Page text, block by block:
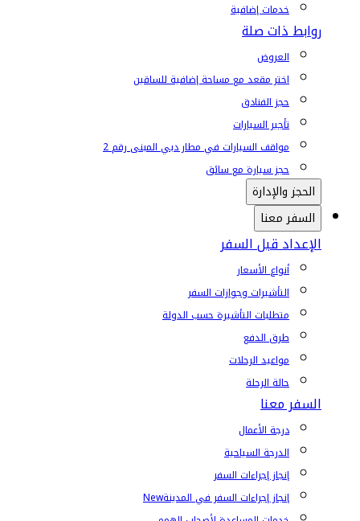
خدمات إضافية
روابط ذات صلة
العروض
اختر مقعد مع مساحة إضافية للساقين
حجز الفنادق
تأجير السيارات
مواقف السيارات في مطار دبي المبنى رقم 2
حجز سيارة مع سائق
الحجز والإدارة
السفر معنا
الإعداد قبل السفر
أنواع الأسعار
التأشيرات وجوازات السفر
متطلبات التأشيرة حسب الدولة
طرق الدفع
مواعيد الرحلات
حالة الرحلة
السفر معنا
درجة الأعمال
الدرجة السياحية
إنجاز إجراءات السفر
إنجاز إجراءات السفر في المدينةNew